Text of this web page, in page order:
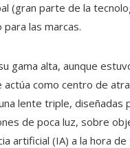
(gran parte de la
las marcas.
gama alta, aunque
como centro de
lente triple, diseñadas
de poca luz, sobre
artificial (IA) a la hora